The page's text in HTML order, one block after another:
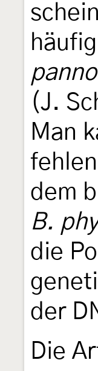
(J.
Man
dem
B.
die
der
Die